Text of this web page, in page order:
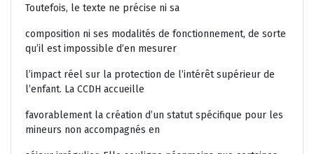
Toutefois, le texte ne précise ni sa
composition ni ses modalités de fonctionnement, de sorte
qu’il est impossible d’en mesurer
l’impact réel sur la protection de l’intérêt supérieur de
l’enfant. La CCDH accueille
favorablement la création d’un statut spécifique pour les
mineurs non accompagnés en